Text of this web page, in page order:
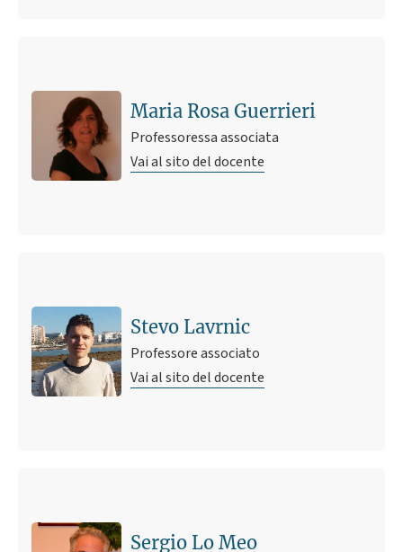
Maria Rosa Guerrieri
Professoressa associata
Vai al sito del docente
Stevo Lavrnic
Professore associato
Vai al sito del docente
Sergio Lo Meo
2 marzo 2021 09:01